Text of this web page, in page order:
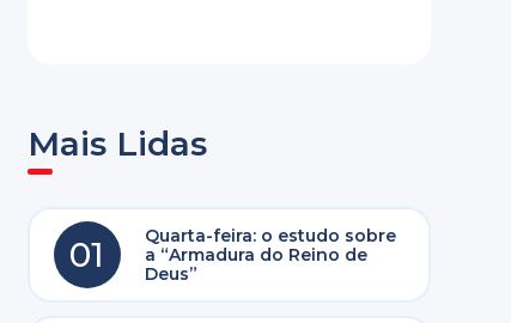
Mais Lidas
01
Quarta-feira: o estudo sobre
a “Armadura do Reino de
Deus”